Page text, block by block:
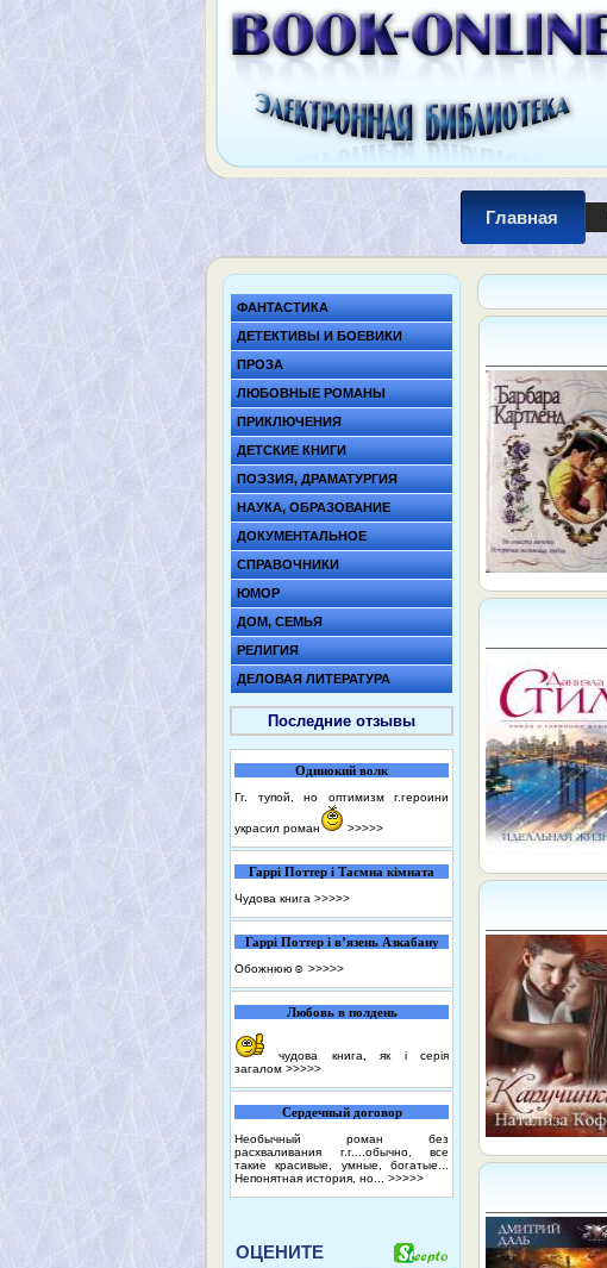
Главная
ФАНТАСТИКА
ДЕТЕКТИВЫ И БОЕВИКИ
ПРОЗА
ЛЮБОВНЫЕ РОМАНЫ
ПРИКЛЮЧЕНИЯ
ДЕТСКИЕ КНИГИ
ПОЭЗИЯ, ДРАМАТУРГИЯ
НАУКА, ОБРАЗОВАНИЕ
ДОКУМЕНТАЛЬНОЕ
СПРАВОЧНИКИ
ЮМОР
ДОМ, СЕМЬЯ
РЕЛИГИЯ
ДЕЛОВАЯ ЛИТЕРАТУРА
Последние отзывы
Одинокий волк
Гг. тупой, но оптимизм г.героини
украсил роман >>>>>
Гаррі Поттер і Таємна кімната
Чудова книга >>>>>
Гаррі Поттер і в’язень Азкабану
Обожнюю☺️ >>>>>
Любовь в полдень
чудова книга, як і серія
загалом >>>>>
Сердечный договор
Необычный роман без
расхваливания г.г....обычно, все
такие красивые, умные, богатые...
Непонятная история, но... >>>>>
ОЦЕНИТЕ